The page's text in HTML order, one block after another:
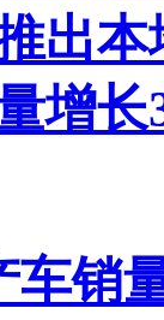
出
增长
车销